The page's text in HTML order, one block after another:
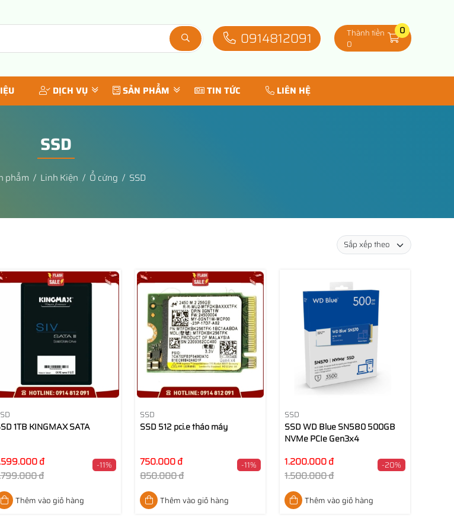
0914812091
Thành tiền
0
0
DỊCH VỤ SẢN PHẨM TIN TỨC LIÊN HỆ
SSD
phẩm Linh Kiện Ổ cứng SSD
1TB KINGMAX SATA
đ
đ
-11%
Thêm vào giỏ hàng
SSD
SSD 512 pci.e tháo máy
750.000 đ
850.000 đ
-11%
Thêm vào giỏ hàng
SSD
SSD WD Blue SN580 500GB
NVMe PCIe Gen3x4
1.200.000 đ
1.500.000 đ
-20%
Thêm vào giỏ hàng